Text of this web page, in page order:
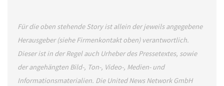
Für die oben stehende Story ist allein der jeweils angegebene
Herausgeber (siehe Firmenkontakt oben) verantwortlich.
Dieser ist in der Regel auch Urheber des Pressetextes, sowie
der angehängten Bild-, Ton-, Video-, Medien- und
Informationsmaterialien. Die United News Network GmbH